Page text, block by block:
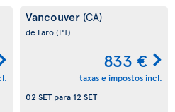
Vancouver (CA)
de Faro(PT)
833 €
taxas e impostos incl.
02 SETpara 12 SET